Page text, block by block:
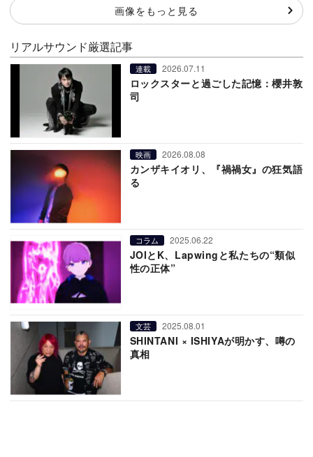
画像をもっと見る
リアルサウンド厳選記事
連載 2026.07.11
ロックスターと過ごした記憶：櫻井敦
司
映画 2026.08.08
カンザキイオリ、『禍禍女』の狂気語
る
コラム 2025.06.22
JOIとK、Lapwingと私たちの“類似
性の正体”
文芸 2025.08.01
SHINTANI × ISHIYAが明かす、噂の
真相